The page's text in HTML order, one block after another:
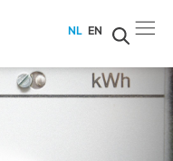
NL EN